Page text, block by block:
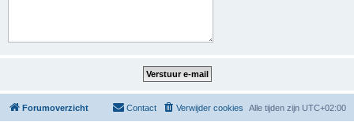
Forumoverzicht Alle tijden zijn UTC+02:00
Verwijder cookies
Contact